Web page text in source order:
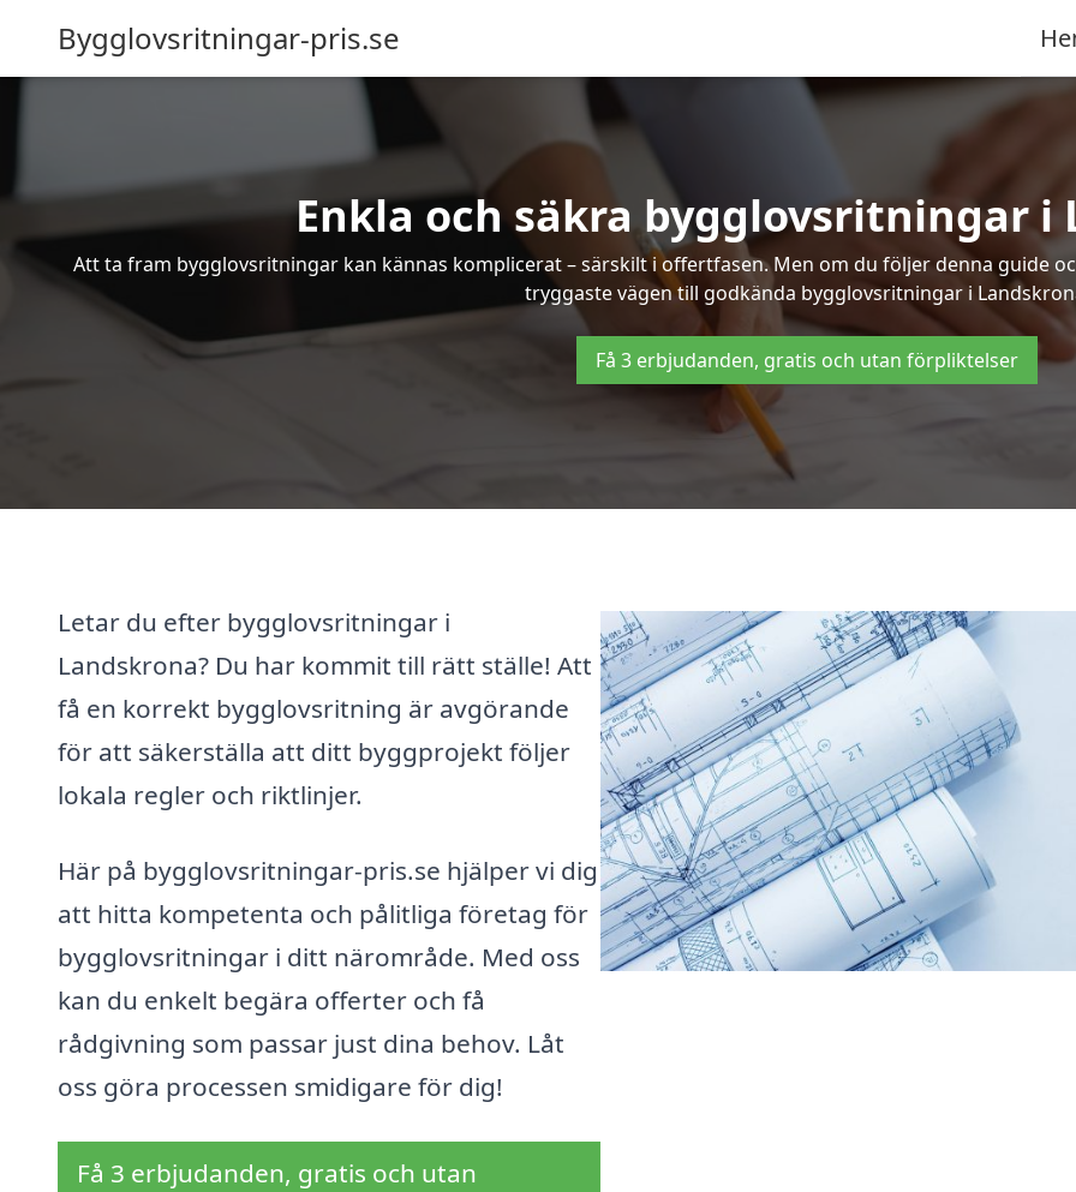
Bygglovsritningar-pris.se
Enkla och säkra bygglovsritningar i
Att ta fram bygglovsritningar kan kännas komplicerat – särskilt i offertfasen. Men om du följer denna guide
tryggaste vägen till godkända bygglovsritningar i
Få 3 erbjudanden, gratis och utan förpliktelser
Letar du efter bygglovsritningar i
Landskrona? Du har kommit till rätt ställe! Att
få en korrekt bygglovsritning är avgörande
för att säkerställa att ditt byggprojekt följer
lokala regler och riktlinjer.
Här på bygglovsritningar-pris.se hjälper vi dig
att hitta kompetenta och pålitliga företag för
bygglovsritningar i ditt närområde. Med oss
kan du enkelt begära offerter och få
rådgivning som passar just dina behov. Låt
oss göra processen smidigare för dig!
Få 3 erbjudanden, gratis och utan